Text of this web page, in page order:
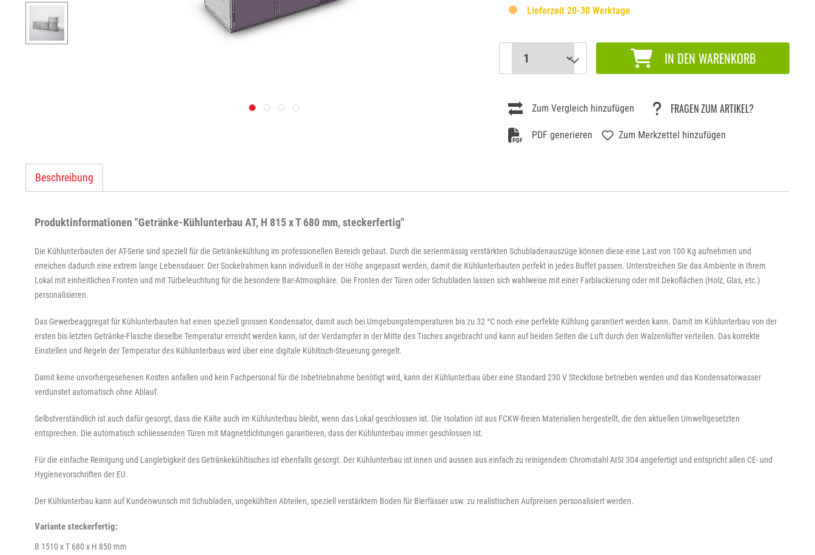
Lieferzeit 20-30 Werktage
IN DEN WARENKORB
Zum Vergleich hinzufügen FRAGEN ZUM ARTIKEL?
PDF generieren Zum Merkzettel hinzufügen
Beschreibung
Produktinformationen "Getränke-Kühlunterbau AT, H 815 x T 680 mm, steckerfertig"
Die Kühlunterbauten der AT-Serie sind speziell für die Getränkekühlung im professionellen Bereich gebaut. Durch die serienmässig verstärkten Schubladenauszüge können diese eine Last von 100 Kg aufnehmen und
erreichen dadurch eine extrem lange Lebensdauer. Der Sockelrahmen kann individuell in der Höhe angepasst werden, damit die Kühlunterbauten perfekt in jedes Buffet passen. Unterstreichen Sie das Ambiente in Ihrem
Lokal mit einheitlichen Fronten und mit Türbeleuchtung für die besondere Bar-Atmosphäre. Die Fronten der Türen oder Schubladen lassen sich wahlweise mit einer Farblackierung oder mit Dekoflächen (Holz, Glas, etc.)
personalisieren.
Das Gewerbeaggregat für Kühlunterbauten hat einen speziell grossen Kondensator, damit auch bei Umgebungstemperaturen bis zu 32 °C noch eine perfekte Kühlung garantiert werden kann. Damit im Kühlunterbau von der
ersten bis letzten Getränke-Flasche dieselbe Temperatur erreicht werden kann, ist der Verdampfer in der Mitte des Tisches angebracht und kann auf beiden Seiten die Luft durch den Walzenlüfter verteilen. Das korrekte
Einstellen und Regeln der Temperatur des Kühlunterbaus wird über eine digitale Kühltisch-Steuerung geregelt.
Damit keine unvorhergesehenen Kosten anfallen und kein Fachpersonal für die Inbetriebnahme benötigt wird, kann der Kühlunterbau über eine Standard 230 V Steckdose betrieben werden und das Kondensatorwasser
verdunstet automatisch ohne Ablauf.
Selbstverständlich ist auch dafür gesorgt, dass die Kälte auch im Kühlunterbau bleibt, wenn das Lokal geschlossen ist. Die Isolation ist aus FCKW-freien Materialien hergestellt, die den aktuellen Umweltgesetzten
entsprechen. Die automatisch schliessenden Türen mit Magnetdichtungen garantieren, dass der Kühlunterbau immer geschlossen ist.
Für die einfache Reinigung und Langlebigkeit des Getränkekühltisches ist ebenfalls gesorgt. Der Kühlunterbau ist innen und aussen aus einfach zu reinigendem Chromstahl AISI 304 angefertigt und entspricht allen CE- und
Hygienevorschriften der EU.
Der Kühlunterbau kann auf Kundenwunsch mit Schubladen, ungekühlten Abteilen, speziell verstärktem Boden für Bierfässer usw. zu realistischen Aufpreisen personalisiert werden.
Variante steckerfertig:
B 1510 x T 680 x H 850 mm